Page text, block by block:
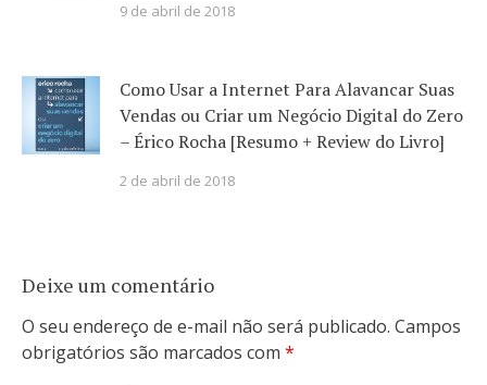
9 de abril de 2018
Como Usar a Internet Para Alavancar Suas
Vendas ou Criar um Negócio Digital do Zero
– Érico Rocha [Resumo + Review do Livro]
2 de abril de 2018
Deixe um comentário
O seu endereço de e-mail não será publicado. Campos
obrigatórios são marcados com *